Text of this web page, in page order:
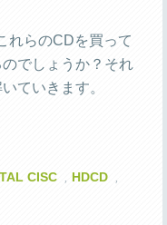
れらのCDを買って
でしょうか？それ
ていきます。
CISC HDCD